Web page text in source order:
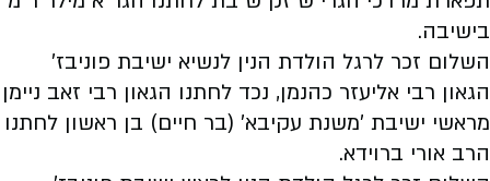
בישיבה.
השלום זכר לרגל הולדת הנין לנשיא ישיבת פוניבז'
הגאון רבי אליעזר כהנמן, נכד לחתנו הגאון רבי זאב ניימן
מראשי ישיבת 'משנת עקיבא' (בר חיים) בן ראשון לחתנו
הרב אורי ברוידא.